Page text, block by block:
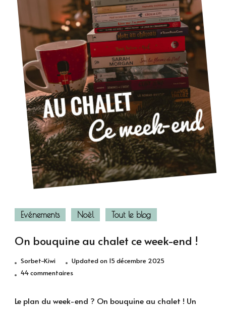
Evénements Noël Tout le blog
On bouquine au chalet ce week-end !
Sorbet-Kiwi Updated on 15 décembre 2025
44 commentairessur
bouquine
Le plan du week-end ? On bouquine au chalet ! Un